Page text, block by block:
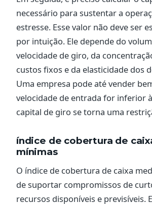
necessário para sustentar a
estresse. Esse valor não deve ser
por intuição. Ele depende do
velocidade de giro, da
custos fixos e da elasticidade dos
Uma empresa pode até vender
velocidade de entrada for inferior
capital de giro se torna uma
índice de cobertura de
mínimas
O índice de cobertura de caixa
de suportar compromissos de
recursos disponíveis e previsíveis.